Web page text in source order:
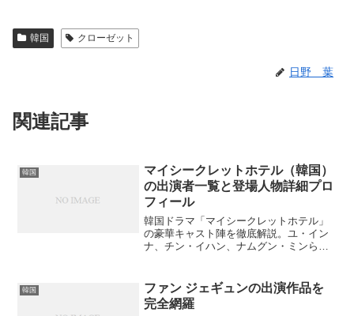
韓国 クローゼット
日野 葉
関連記事
韓国
マイシークレットホテル（韓国）
の出演者一覧と登場人物詳細プロ
フィール
韓国ドラマ「マイシークレットホテル」
の豪華キャスト陣を徹底解説。ユ・イン
ナ、チン・イハン、ナムグン・ミンらの
でしょうか？
韓国
ファン ジェギュンの出演作品を
完全網羅